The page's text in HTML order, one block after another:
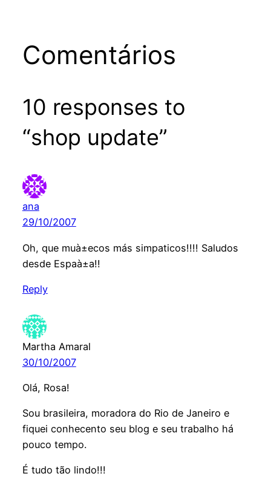
Comentários
10 responses to
“shop update”
ana
29/10/2007
Oh, que muà±ecos más simpaticos!!!! Saludos
desde Espaà±a!!
Reply
Martha Amaral
30/10/2007
Olá, Rosa!
Sou brasileira, moradora do Rio de Janeiro e
fiquei conhecento seu blog e seu trabalho há
pouco tempo.
É tudo tão lindo!!!